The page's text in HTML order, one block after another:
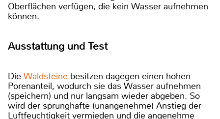
Oberflächen verfügen, die kein Wasser aufnehmen
können.
Ausstattung und Test
Die Waldsteine besitzen dagegen einen hohen
Porenanteil, wodurch sie das Wasser aufnehmen
(speichern) und nur langsam wieder abgeben. So
wird der sprunghafte (unangenehme) Anstieg der
Luftfeuchtigkeit vermieden und die angenehme